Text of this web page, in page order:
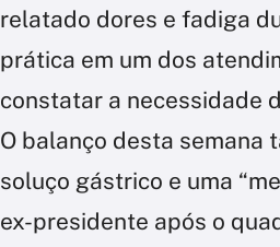
relatado dores e fadiga
prática em um dos
constatar a necessidade
O balanço desta semana
soluço gástrico e uma
ex-presidente após o